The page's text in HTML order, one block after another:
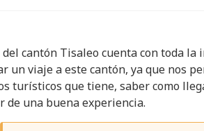
del cantón Tisaleo cuenta con toda
un viaje a este cantón, ya que nos
turísticos que tiene, saber como
de una buena experiencia.